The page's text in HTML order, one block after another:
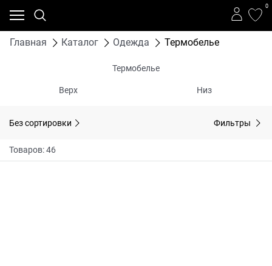
0
Главная Каталог Одежда Термобелье
Термобелье
Верх Низ
Без сортировки Фильтры
Товаров: 46